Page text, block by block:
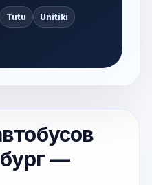
Tutu Unitiki
—